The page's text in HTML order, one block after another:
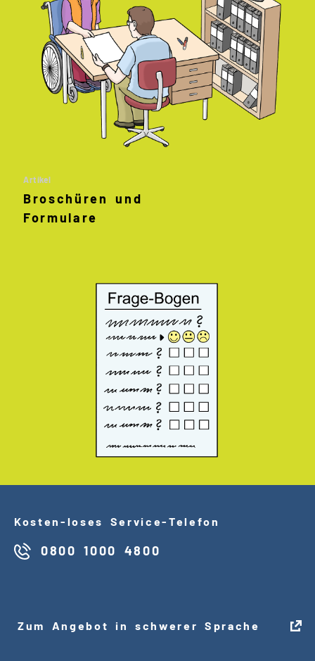
Artikel
Broschüren und
Formulare
Kosten - loses Service-Telefon
0800 1000 4800
Zum Angebot in schwerer Sprache